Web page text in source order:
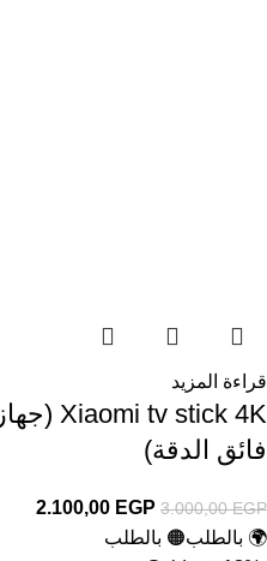
قراءة المزيد
فائق الدقة)
3.000,00EGP
2.100,00 EGP
🌍 بالطلب🟠 بالطلب